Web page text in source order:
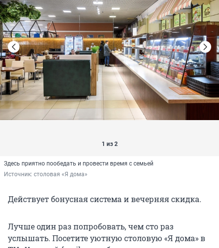
1 из 2
Здесь приятно пообедать и провести время с семьей
Источник: столовая «Я дома»
Действует бонусная система и вечерняя скидка.
Лучше один раз попробовать, чем сто раз
услышать. Посетите уютную столовую «Я дома» в